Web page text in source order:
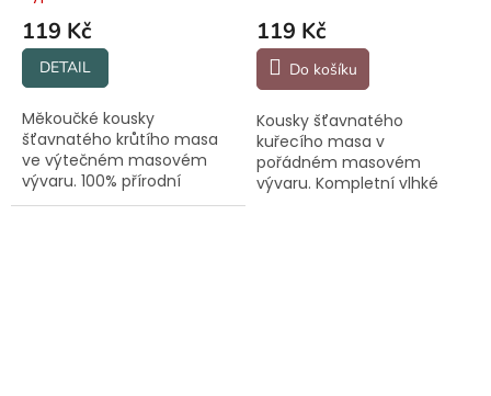
119 Kč
DETAIL
Měkoučké kousky
šťavnatého krůtího masa
ve výtečném masovém
vývaru. 100% přírodní
suroviny z ověřených
119 Kč
Do košíku
Kousky šťavnatého
kuřecího masa v
pořádném masovém
vývaru. Kompletní vlhké